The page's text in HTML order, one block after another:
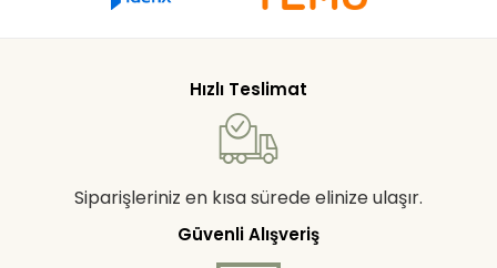
Hızlı Teslimat
Siparişleriniz en kısa sürede elinize ulaşır.
Güvenli Alışveriş